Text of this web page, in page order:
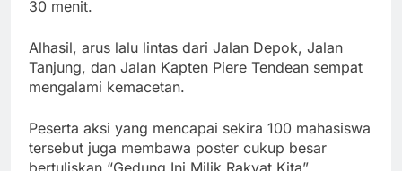
30 menit.
Alhasil, arus lalu lintas dari Jalan Depok, Jalan
Tanjung, dan Jalan Kapten Piere Tendean sempat
mengalami kemacetan.
Peserta aksi yang mencapai sekira 100 mahasiswa
tersebut juga membawa poster cukup besar